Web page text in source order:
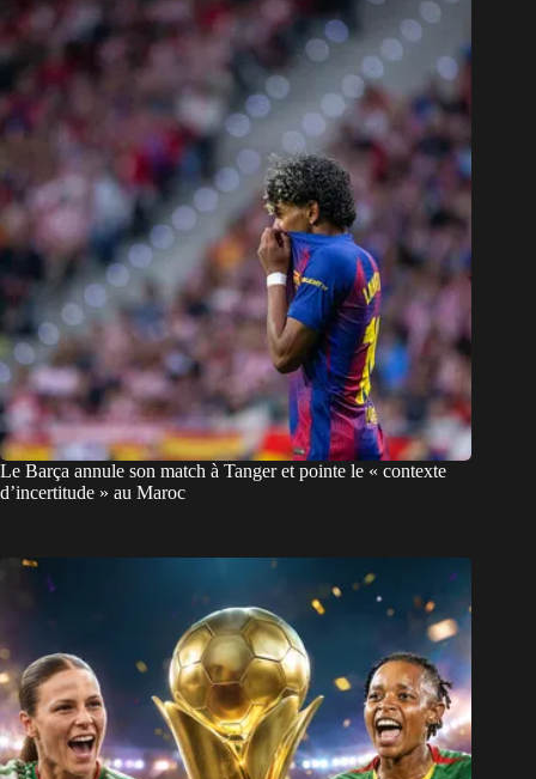
Le Barça annule son match à Tanger et pointe le « contexte
d’incertitude » au Maroc